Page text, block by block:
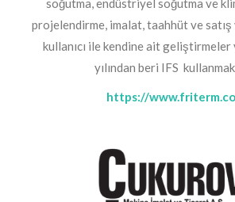
soğutma, endüstriyel soğutma ve
projelendirme, imalat, taahhüt ve satış
kullanıcı ile kendine ait geliştirmeler
yılından beri IFS
https://